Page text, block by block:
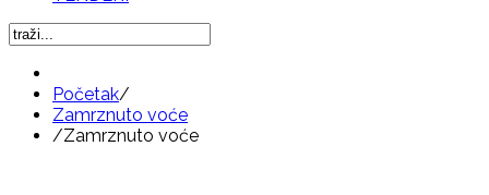
Početak/
Zamrznuto voće
/Zamrznuto voće